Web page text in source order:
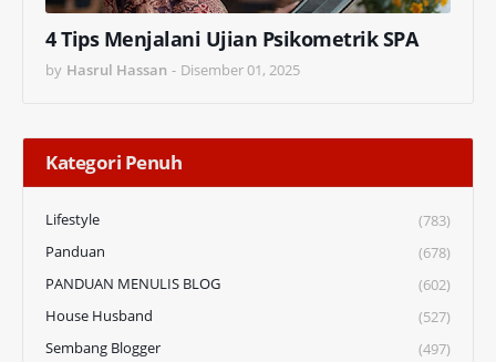
4 Tips Menjalani Ujian Psikometrik SPA
by Hasrul Hassan - Disember 01, 2025
Kategori Penuh
Lifestyle
(783)
Panduan
(678)
PANDUAN MENULIS BLOG
(602)
House Husband
(527)
Sembang Blogger
(497)